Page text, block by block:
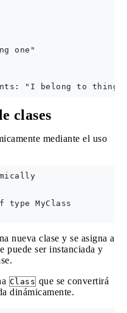
one"
clases
mediante el uso
MyClass
nueva clase y se asigna a
puede ser instanciada y
Class que se convertirá
dinámicamente.